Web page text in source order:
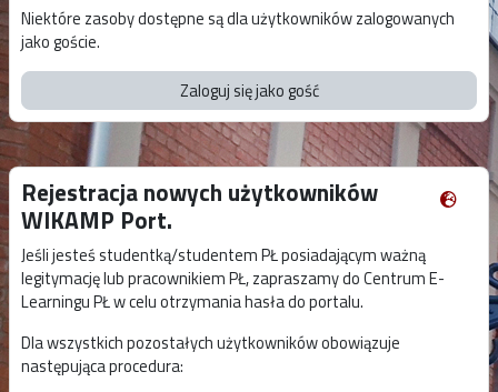
Niektóre zasoby dostępne są dla użytkowników zalogowanych
jako goście.
Zaloguj się jako gość
Rejestracja nowych użytkowników
WIKAMP Port.
Jeśli jesteś studentką/studentem PŁ posiadającym ważną
legitymację lub pracownikiem PŁ, zapraszamy do Centrum E-
Learningu PŁ w celu otrzymania hasła do portalu.
Dla wszystkich pozostałych użytkowników obowiązuje
następująca procedura: